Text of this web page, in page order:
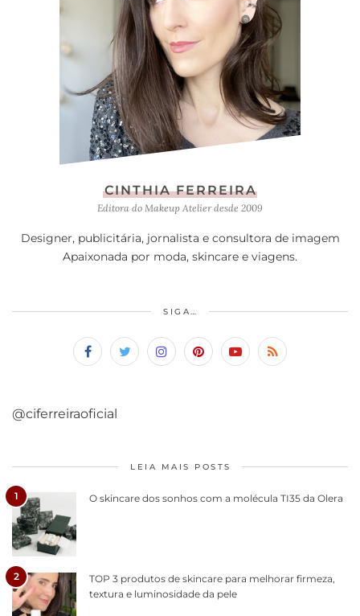
CINTHIA FERREIRA
Editora do Makeup Atelier desde 2009
Designer, publicitária, jornalista e consultora de imagem
Apaixonada por moda, skincare e viagens.
SIGA…
@ciferreiraoficial
LEIA MAIS POSTS
1 O skincare dos sonhos com a molécula TI35 da Olera
2
TOP 3 produtos de skincare para melhorar firmeza,
textura e luminosidade da pele